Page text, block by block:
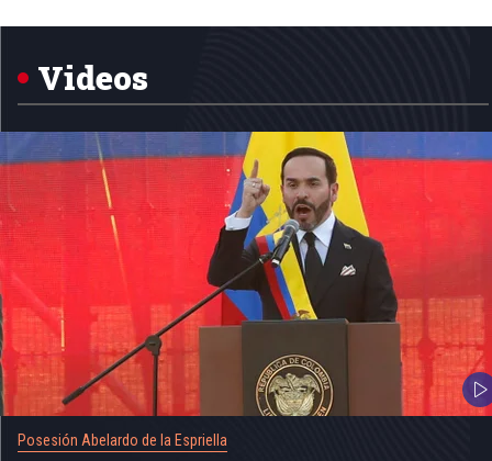
1
Videos
Posesión Abelardo de la Espriella